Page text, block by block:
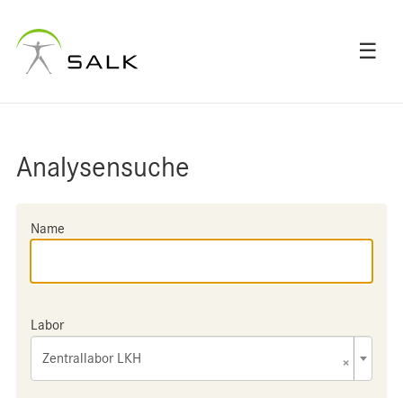
☰
Analysensuche
Name
Labor
×
Zentrallabor LKH